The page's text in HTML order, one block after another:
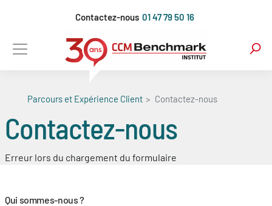
principal
Contactez-nous 01 47 79 50 16
Parcours et Expérience Client Contactez-nous
Contactez-nous
Erreur lors du chargement du formulaire
Qui sommes-nous ?